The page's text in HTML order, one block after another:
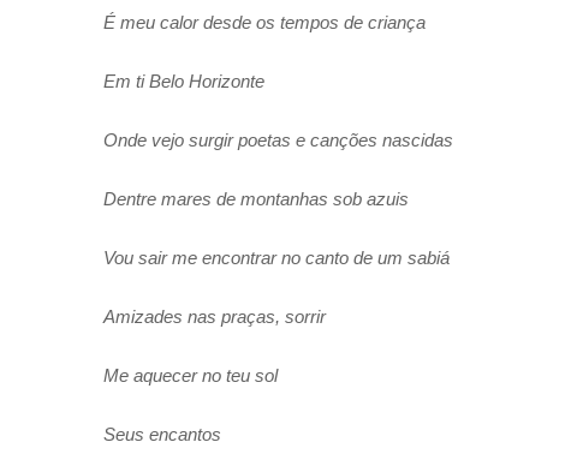
É meu calor desde os tempos de criança
Em ti Belo Horizonte
Onde vejo surgir poetas e canções nascidas
Dentre mares de montanhas sob azuis
Vou sair me encontrar no canto de um sabiá
Amizades nas praças, sorrir
Me aquecer no teu sol
Seus encantos